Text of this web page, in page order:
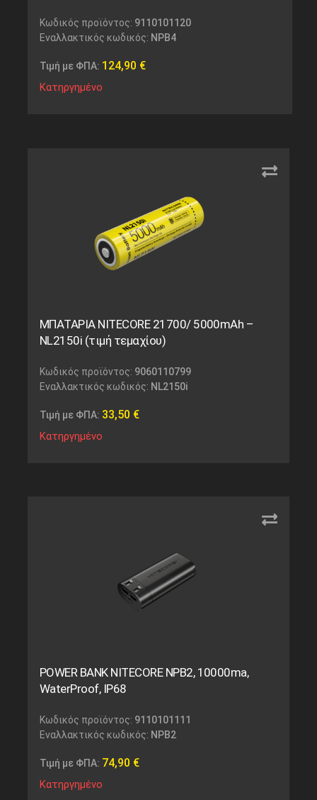
Κωδικός προϊόντος: 9110101120
Εναλλακτικός κωδικός: NPB4
Τιμή με ΦΠΑ: 124,90 €
Κατηργημένο
ΜΠΑΤΑΡΙΑ NITECORE 21700/ 5000mAh –
NL2150i (τιμή τεμαχίου)
Κωδικός προϊόντος: 9060110799
Εναλλακτικός κωδικός: NL2150i
Τιμή με ΦΠΑ: 33,50 €
Κατηργημένο
POWER BANK NITECORE NPB2, 10000ma,
WaterProof, IP68
Κωδικός προϊόντος: 9110101111
Εναλλακτικός κωδικός: NPB2
Τιμή με ΦΠΑ: 74,90 €
Κατηργημένο